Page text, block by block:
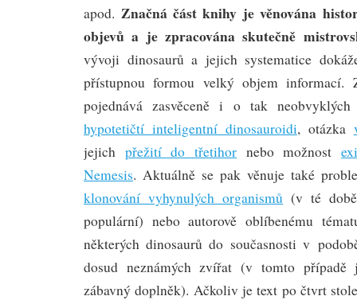
apod. Značná část knihy je věnována
objevů a je zpracována skutečně
vývoji dinosaurů a jejich systematice
přístupnou formou velký objem informací.
pojednává zasvěceně i o tak
hypotetičtí inteligentní dinosauroidi, otázka
jejich přežití do třetihor nebo možnost
Nemesis. Aktuálně se pak věnuje také
klonování vyhynulých organismů (v té
populární) nebo autorově oblíbenému
některých dinosaurů do současnosti v
dosud neznámých zvířat (v tomto případě
zábavný doplněk). Ačkoliv je text po čtvrt